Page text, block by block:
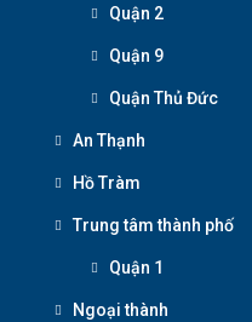
Quận 2
Quận 9
Quận Thủ Đức
An Thạnh
Hồ Tràm
Trung tâm thành phố
Quận 1
Ngoại thành